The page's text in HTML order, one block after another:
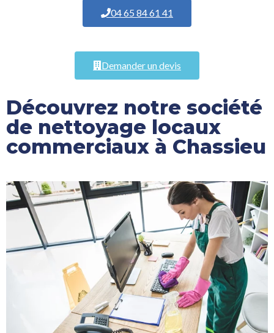
04 65 84 61 41
Demander un devis
Découvrez notre société
de nettoyage locaux
commerciaux à Chassieu